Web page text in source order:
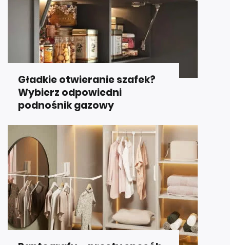
Gładkie otwieranie szafek?
Wybierz odpowiedni
podnośnik gazowy